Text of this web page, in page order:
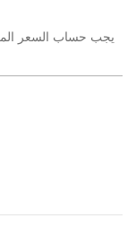
يجب حساب السعر